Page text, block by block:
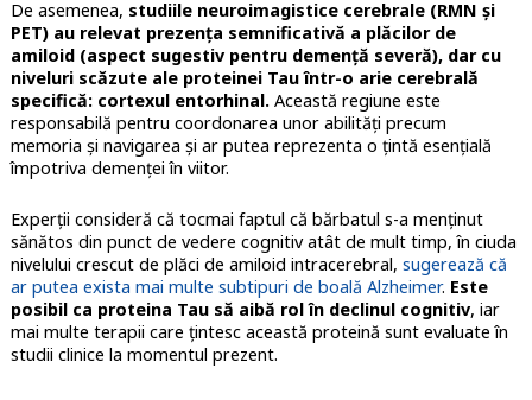
De asemenea, studiile neuroimagistice cerebrale (RMN și
PET) au relevat prezența semnificativă a plăcilor de
amiloid (aspect sugestiv pentru demență severă), dar cu
niveluri scăzute ale proteinei Tau într-o arie cerebrală
specifică: cortexul entorhinal.Această regiune este
responsabilă pentru coordonarea unor abilități precum
memoria și navigarea și ar putea reprezenta o țintă esențială
împotriva demenței în viitor.
Experții consideră că tocmai faptul că bărbatul s-a menținut
sănătos din punct de vedere cognitiv atât de mult timp, în ciuda
nivelului crescut de plăci de amiloid intracerebral, sugerează că
ar putea exista mai multe subtipuri de boală Alzheimer. Este
posibil ca proteina Tau să aibă rol în declinul cognitiv, iar
mai multe terapii care țintesc această proteină sunt evaluate în
studii clinice la momentul prezent.